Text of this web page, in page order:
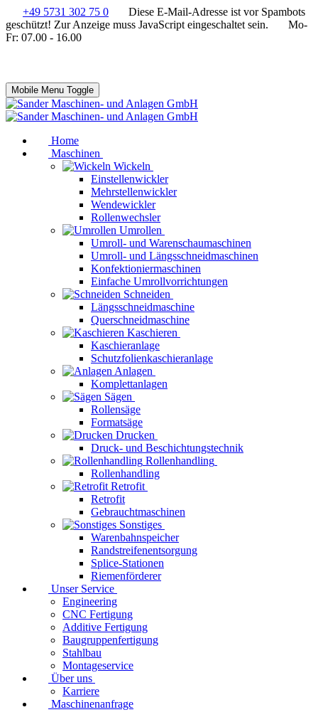
+49 5731 302 75 0
Diese E-Mail-Adresse ist vor Spambots
geschützt! Zur Anzeige muss JavaScript eingeschaltet sein.
Mo-
Fr: 07.00 - 16.00
Mobile Menu Toggle
Home
Maschinen
Wickeln
Einstellenwickler
Mehrstellenwickler
Wendewickler
Rollenwechsler
Umrollen
Umroll- und Warenschaumaschinen
Umroll- und Längsschneidmaschinen
Konfektioniermaschinen
Einfache Umrollvorrichtungen
Schneiden
Längsschneidmaschine
Querschneidmaschine
Kaschieren
Kaschieranlage
Schutzfolienkaschieranlage
Anlagen
Komplettanlagen
Sägen
Rollensäge
Formatsäge
Drucken
Druck- und Beschichtungstechnik
Rollenhandling
Rollenhandling
Retrofit
Retrofit
Gebrauchtmaschinen
Sonstiges
Warenbahnspeicher
Randstreifenentsorgung
Splice-Stationen
Riemenförderer
Unser Service
Engineering
CNC Fertigung
Additive Fertigung
Baugruppenfertigung
Stahlbau
Montageservice
Über uns
Karriere
Maschinenanfrage